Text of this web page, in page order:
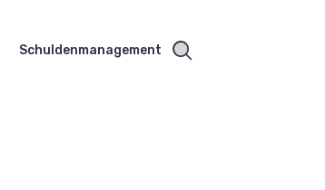
Schuldenmanagement